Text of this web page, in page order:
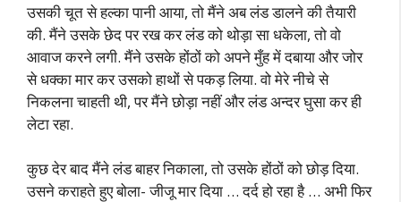
उसकी चूत से हल्का पानी आया, तो मैंने अब लंड डालने की तैयारी
की. मैंने उसके छेद पर रख कर लंड को थोड़ा सा धकेला, तो वो
आवाज करने लगी. मैंने उसके होंठों को अपने मुँह में दबाया और जोर
से धक्का मार कर उसको हाथों से पकड़ लिया. वो मेरे नीचे से
निकलना चाहती थी, पर मैंने छोड़ा नहीं और लंड अन्दर घुसा कर ही
लेटा रहा.
कुछ देर बाद मैंने लंड बाहर निकाला, तो उसके होंठों को छोड़ दिया.
उसने कराहते हुए बोला- जीजू मार दिया … दर्द हो रहा है … अभी फिर